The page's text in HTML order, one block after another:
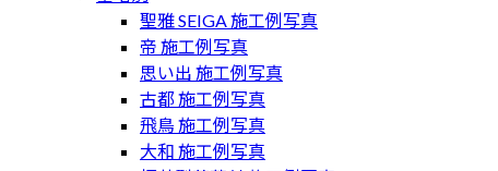
聖雅 SEIGA 施工例写真
帝 施工例写真
思い出 施工例写真
古都 施工例写真
飛鳥 施工例写真
大和 施工例写真